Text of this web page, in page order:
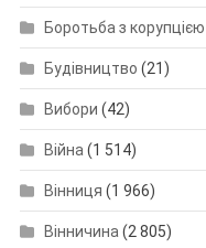
Боротьба з корупцією
Будівництво (21)
Вибори (42)
Війна (1 514)
Вінниця (1 966)
Вінничина (2 805)